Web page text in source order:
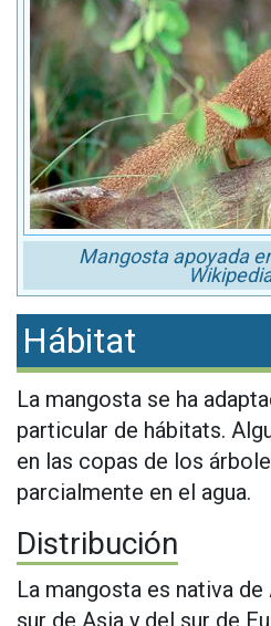
Mangosta apoyada
Hábitat
La mangosta se ha
particular de hábitats.
en las copas de los
parcialmente en el agua.
Distribución
La mangosta es nativa